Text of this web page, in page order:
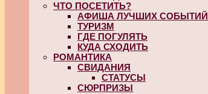
ЧТО ПОСЕТИТЬ?
АФИША ЛУЧШИХ СОБЫТИЙ
ТУРИЗМ
ГДЕ ПОГУЛЯТЬ
КУДА СХОДИТЬ
РОМАНТИКА
СВИДАНИЯ
СТАТУСЫ
СЮРПРИЗЫ